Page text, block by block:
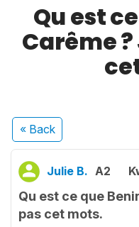
Qu est
Carême
« Back
Julie B. A2
Qu est ce que
pas cet mots.